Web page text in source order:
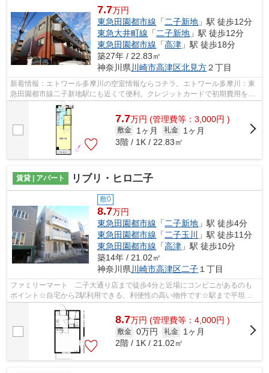
7.7万円
東急田園都市線 「 二子新地 」駅 徒歩12分
東急大井町線 「 二子新地 」駅 徒歩12分
東急田園都市線 「高津 」駅 徒歩18分
築27年 / 22.83㎡
神奈川県 川崎市高津区北見方２丁目
新着情報：エトワール多摩川の空室情報ならコチラ。エトワール多摩川：東
急田園都市線二子新地駅にも近くて便利。クレジットカードで初期費用をお
支払いいただける物件です。2駅利用可...
7.7万円 (管理費等：3,000円 )
敷金 1ヶ月 礼金
1ヶ月
3階 / 1K / 22.83㎡
賃貸 | アパート リブリ・ヒロ二子
敷0
8.7万円
東急田園都市線 「 二子新地 」駅 徒歩4分
東急田園都市線 「 二子玉川
」駅 徒歩11分
東急田園都市線 「高津 」駅 徒歩10分
築14年 / 21.02㎡
神奈川県 川崎市高津区二子 １丁目
ファミリーマート 二子大通り店まで徒歩4分と近場にコンビニがあるのも
ポイント☆自宅から2駅利用できる、利便性の高い物件です☆駅まで平坦な
エリアに位置する物件で気軽に散歩できる...
8.7万円 (管理費等：4,000円 )
敷金 0万円 礼金
1ヶ月
2階 / 1K / 21.02㎡